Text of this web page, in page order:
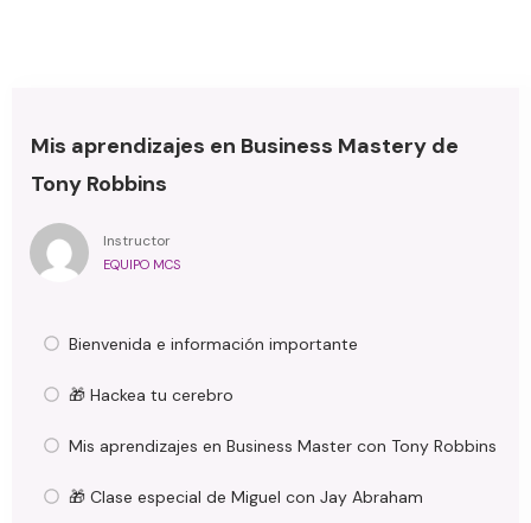
Mis aprendizajes en Business Mastery de
Tony Robbins
Instructor
EQUIPO MCS
Bienvenida e información importante
🎁 Hackea tu cerebro
Mis aprendizajes en Business Master con Tony Robbins
🎁 Clase especial de Miguel con Jay Abraham